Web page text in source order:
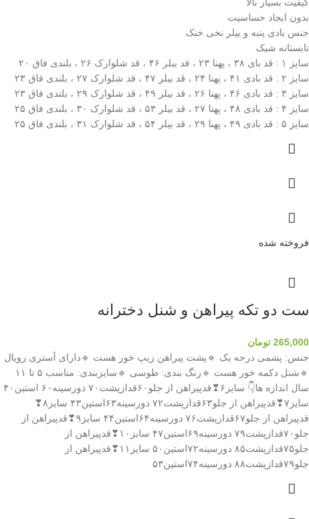
کیفیت بسیار بالا
بدون ایجاد حساسیت
جنس بادی پنبه و بیلر نخی خنک
تابستانه شیک
سایز ۱ : قد بای ۳۸ ، پهنا ۲۳ ، قد بیلر ۴۶ ، قد شلوارک ۲۶ ، بلندی فاق ۲۰
سایز ۲ : قد بادی ۴۱ ، پهنا ۲۴ ، قد بیلر ۴۷ ، قد شلوارک ۲۷ ، بلندی فاق ۲۳
سایز ۳ : قد بادی ۴۶ ، پهنا ۲۶ ، قد بیلر ۴۹ ، قد شلوارک ۲۹ ، بلندی فاق ۲۳
سایز ۴ : قد بادی ۴۸ ، پهنا ۲۷ ، قد بیلر ۵۳ ، قد شلوارک ۳۰ ، بلندی فاق ۲۵
سایز ۵ : قد بادی ۴۹ ، پهنا ۲۹ ، قد بیلر ۵۴ ، قد شلوارک ۳۱ ، بلندی فاق ۲۵
فروخته شده
ست دو تکه پیراهن و شنل دخترانه
265,000 تومان
جنس: پشمی درجه یک 🔹️پشت پیراهن زیپ خور هست 🔹️دارای آستری رویال
🔹️شنل دکمه خور هست 🔹️رنگ بندی: طوسی 🔹️سایزبندی: مناسب ۵ تا ۱۱
سال اندازه ها👇 سایز۶❣قدپیراهن از جلو۶۰قدازپشت۷۰ دورسینه۶۰ استین۴۰
سایز۷❣قدپیراهن از جلو۶۳قدازپشت۷۲ دورسینه۶۳استین۴۳ سایز۸❣
قدپیراهن از جلو۶۷قدازپشت۷۶ دورسینه۶۴استین۴۴ سایز۹❣قدپیراهن از
جلو۷۰قدازپشت۷۹ دورسینه۶۹استین۴۷ سایز۱۰❣قدپیراهن از
جلو۷۵قدازپشت۸۵ دورسینه۷۲استین۵۰ سایز۱۱❣قدپیراهن از
جلو۷۹قدازپشت۸۸ دورسینه۷۴استین۵۳